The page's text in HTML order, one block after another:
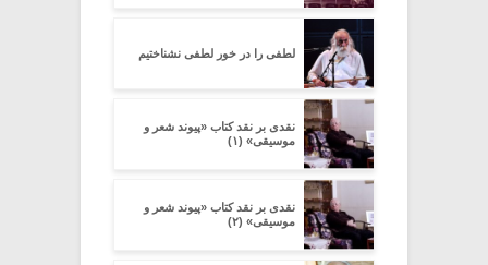
لطفی را در خور لطفی نشناختیم
نقدی بر نقد کتاب «پیوند شعر و
موسیقی» (۱)
نقدی بر نقد کتاب «پیوند شعر و
موسیقی» (۲)